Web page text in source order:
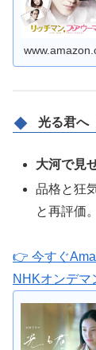
光る君へ
大河で見
品格と狂
と再評価。
👉 今すぐ
NHKオンデマ